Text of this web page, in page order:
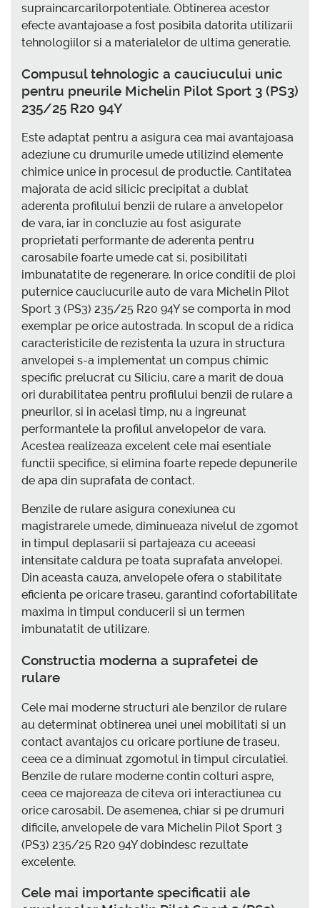
supraincarcarilorpotentiale. Obtinerea acestor
efecte avantajoase a fost posibila datorita utilizarii
tehnologiilor si a materialelor de ultima generatie.
Compusul tehnologic a cauciucului unic
pentru pneurile Michelin Pilot Sport 3 (PS3)
235/25 R20 94Y
Este adaptat pentru a asigura cea mai avantajoasa
adeziune cu drumurile umede utilizind elemente
chimice unice in procesul de productie. Cantitatea
majorata de acid silicic precipitat a dublat
aderenta profilului benzii de rulare a anvelopelor
de vara, iar in concluzie au fost asigurate
proprietati performante de aderenta pentru
carosabile foarte umede cat si, posibilitati
imbunatatite de regenerare. In orice conditii de ploi
puternice cauciucurile auto de vara Michelin Pilot
Sport 3 (PS3) 235/25 R20 94Y se comporta in mod
exemplar pe orice autostrada. In scopul de a ridica
caracteristicile de rezistenta la uzura in structura
anvelopei s-a implementat un compus chimic
specific prelucrat cu Siliciu, care a marit de doua
ori durabilitatea pentru profilului benzii de rulare a
pneurilor, si in acelasi timp, nu a ingreunat
performantele la profilul anvelopelor de vara.
Acestea realizeaza excelent cele mai esentiale
functii specifice, si elimina foarte repede depunerile
de apa din suprafata de contact.
Benzile de rulare asigura conexiunea cu
magistrarele umede, diminueaza nivelul de zgomot
in timpul deplasarii si partajeaza cu aceeasi
intensitate caldura pe toata suprafata anvelopei.
Din aceasta cauza, anvelopele ofera o stabilitate
eficienta pe oricare traseu, garantind cofortabilitate
maxima in timpul conducerii si un termen
imbunatatit de utilizare.
Constructia moderna a suprafetei de
rulare
Cele mai moderne structuri ale benzilor de rulare
au determinat obtinerea unei unei mobilitati si un
contact avantajos cu oricare portiune de traseu,
ceea ce a diminuat zgomotul in timpul circulatiei.
Benzile de rulare moderne contin colturi aspre,
ceea ce majoreaza de citeva ori interactiunea cu
orice carosabil. De asemenea, chiar si pe drumuri
dificile, anvelopele de vara Michelin Pilot Sport 3
(PS3) 235/25 R20 94Y dobindesc rezultate
excelente.
Cele mai importante specificatii ale